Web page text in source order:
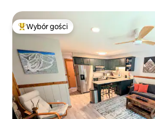
Najpopularniejsze z kategorii Wybór gości
Wybór gości